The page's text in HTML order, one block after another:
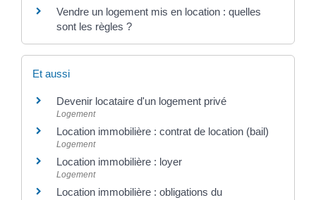
Vendre un logement mis en location : quelles
sont les règles ?
Et aussi
Devenir locataire d'un logement privé
Logement
Location immobilière : contrat de location (bail)
Logement
Location immobilière : loyer
Logement
Location immobilière : obligations du